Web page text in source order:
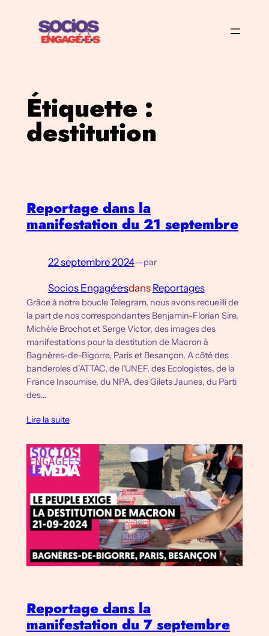
contenu
Étiquette :
destitution
Reportage dans la
manifestation du 21 septembre
22 septembre 2024—par
Socios Engagé·e·sdans Reportages
Grâce à notre boucle Telegram, nous avons recueilli de
la part de nos correspondant·e·s Benjamin-Florian Sire,
Michèle Brochot et Serge Victor, des images des
manifestations pour la destitution de Macron à
Bagnères-de-Bigorre, Paris et Besançon. A côté des
banderoles d’ATTAC, de l’UNEF, des Ecologistes, de la
France Insoumise, du NPA, des Gilets Jaunes, du Parti
des…
Lire la suite
Reportage dans la
manifestation du 7 septembre